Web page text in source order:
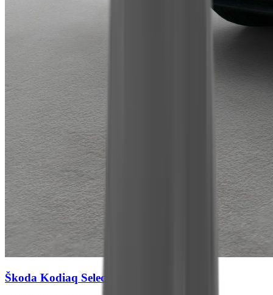
Škoda Kodiaq Selection